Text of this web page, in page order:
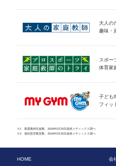
大人の
趣味・
スポー
体育家
子ども
フィッ
※1 家庭教師生徒数、2016年5月20日産經メディックス調べ
※2 個別直営教室数、2016年5月20日産經メディックス調べ
HOME
会